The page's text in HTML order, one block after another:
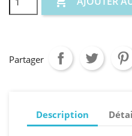
Partager
Description